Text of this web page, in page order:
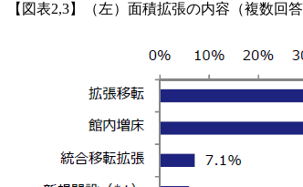
【図表2,3】（左）面積拡張の内容（複数回